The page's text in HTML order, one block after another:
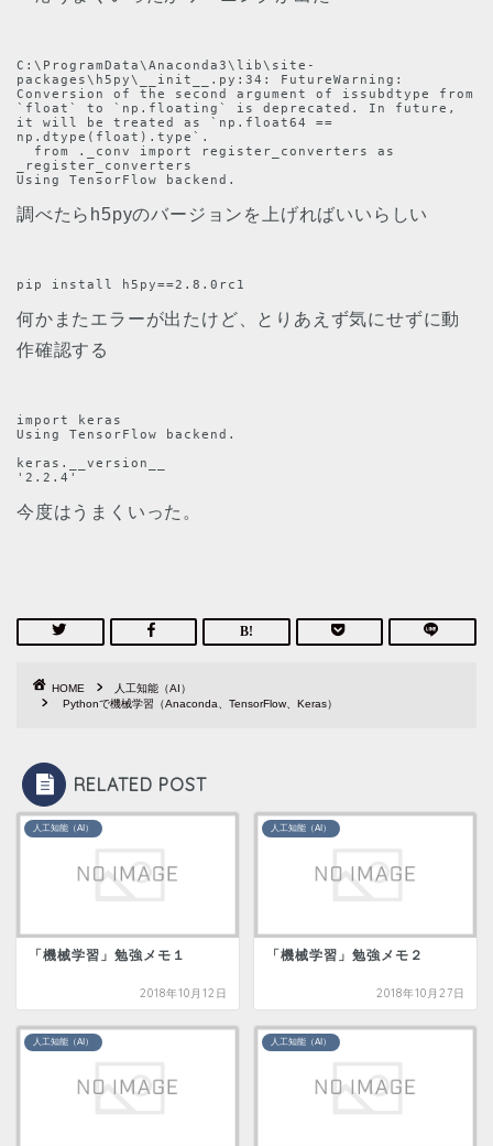
C:\ProgramData\Anaconda3\lib\site-
packages\h5py\__init__.py:34: FutureWarning:
Conversion of the second argument of issubdtype from
`float` to `np.floating` is deprecated. In future,
it will be treated as `np.float64 ==
np.dtype(float).type`.
_register_converters
Using TensorFlow backend.
調べたらh5pyのバージョンを上げればいいらしい
pip install h5py==2.8.0rc1
何かまたエラーが出たけど、とりあえず気にせずに動
作確認する
import keras
Using TensorFlow backend.
keras.__version__
'2.2.4'
今度はうまくいった。
HOME
人工知能（AI）
Pythonで機械学習（Anaconda、TensorFlow、Keras）
RELATED POST
人工知能（AI）
「機械学習」勉強メモ１
2018年10月12日
人工知能（AI）
「機械学習」勉強メモ２
2018年10月27日
人工知能（AI） 人工知能（AI）